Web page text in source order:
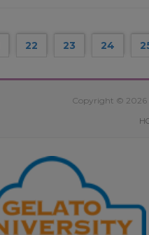
22 23 24
Copyright © 2026